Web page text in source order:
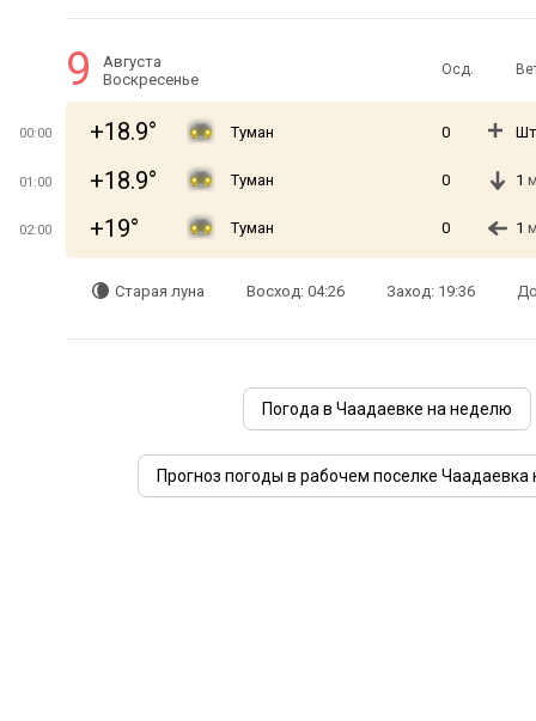
9
Августа
Воскресенье
Осд.
00:00 +18.9° Туман 0
01:00 +18.9° Туман 0 1
02:00 +19° Туман 0 1
Старая луна Восход: 04:26 Заход: 19:36
Погода в Чаадаевке на неделю
Прогноз погоды в рабочем поселке Чаадаевка